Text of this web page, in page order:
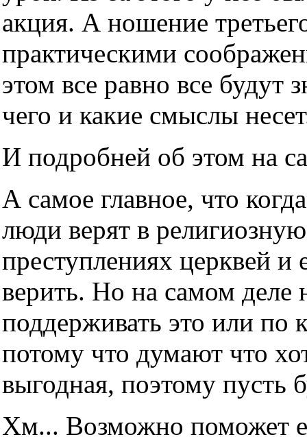
акция. А ношение
практическими
этом все равно все будут
чего и какие смыслы
И подробней об этом на
А самое главное, что
люди верят в
преступлениях церквей и
верить. Но на самом деле
поддерживать это или по
потому что думают что
выгодная, поэтому пусть
Хм... Возможно поможет